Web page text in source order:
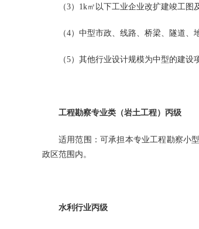
（3）1k㎡以下工业企业改扩建竣工图
（4）中型市政、线路、桥梁、隧道
（5）其他行业设计规模为中型的建设
工程勘察专业类（岩土工程）丙级
适用范围：可承担本专业工程勘察小
政区范围内。
水利行业丙级